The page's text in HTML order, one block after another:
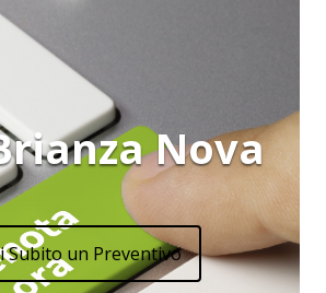
Nova
Subito un Preventivo